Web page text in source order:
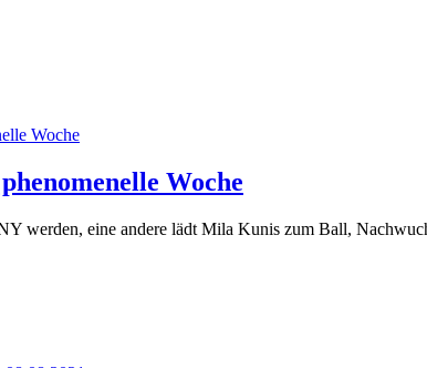
Woche
werden, eine andere lädt Mila Kunis zum Ball,